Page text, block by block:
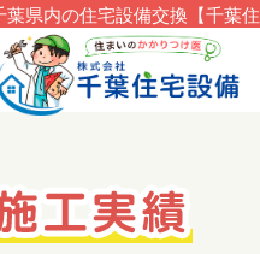
葉県内の住宅設備交換【千葉